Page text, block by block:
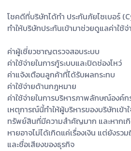
โชคดีที่บริษัทได้ทำ ประกันภัยไซเบอร์
ทำให้บริษัทประกันเข้ามาช่วยดูแลค่าใช้
ค่าผู้เชี่ยวชาญตรวจสอบระบบ
ค่าใช้จ่ายในการกู้ระบบและปิดช่องโหว่
ค่าแจ้งเตือนลูกค้าที่ได้รับผลกระทบ
ค่าใช้จ่ายด้านกฎหมาย
ค่าใช้จ่ายในการบริหารภาพลักษณ์องค์ก
เหตุการณ์นี้ทำให้ผู้บริหารของบริษัทเข้า
ทรัพย์สินที่มีความสำคัญมาก และหากเ
หายอาจไม่ได้เกิดแค่เรื่องเงิน แต่ยังรว
และชื่อเสียงของธุรกิจ